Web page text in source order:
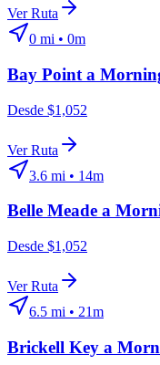
Ver Ruta
0 mi • 0m
Bay Point a
Desde $1,052
Ver Ruta
3.6 mi • 14m
Belle Meade a
Desde $1,052
Ver Ruta
6.5 mi • 21m
Brickell Key a